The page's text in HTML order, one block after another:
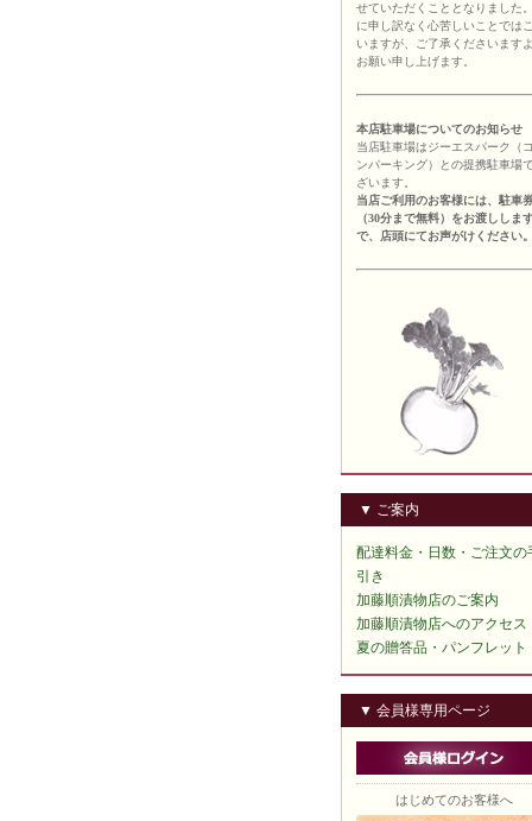
せていただくこととなりました
に申し訳なく心苦しいことでは
いますが、ご了承くださいます
お願い申し上げます。
本店駐車場についてのお知らせ
当店駐車場はジーエスパーク（
ンパーキング）との提携駐車場
ざいます。
当店ご利用のお客様には、駐車
（30分まで無料）をお渡ししま
で、店頭にてお声がけください。
▼ ご案内
配達料金・日数・ご注文の
引き
加藤順漬物店のご案内
加藤順漬物店へのアクセス
夏の贈答品・パンフレット
▼ 会員様専用ページ
はじめてのお客様へ